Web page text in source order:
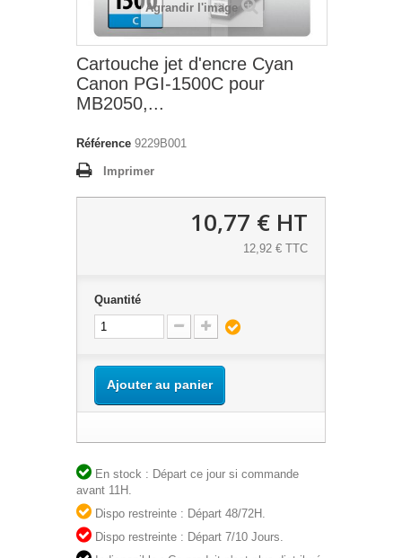
Agrandir l'image
Cartouche jet d'encre Cyan
Canon PGI-1500C pour
MB2050,...
Référence 9229B001
Imprimer
10,77 € HT
12,92 € TTC
Quantité
Ajouter au panier
En stock : Départ ce jour si commande
avant 11H.
Dispo restreinte : Départ 48/72H.
Dispo restreinte : Départ 7/10 Jours.